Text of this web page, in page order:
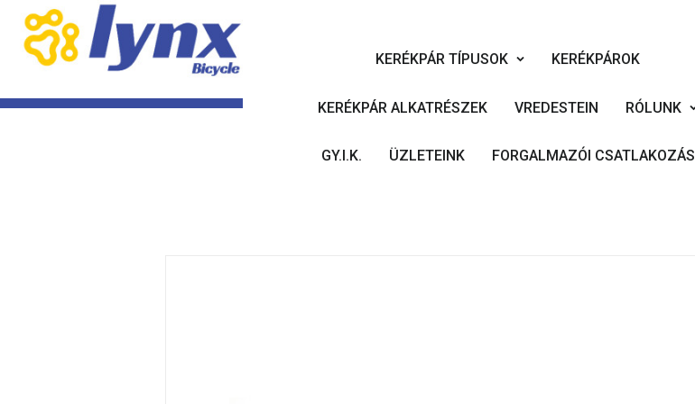
KERÉKPÁR TÍPUSOK KERÉKPÁROK
KERÉKPÁR ALKATRÉSZEK VREDESTEIN RÓLUNK
GY.I.K. ÜZLETEINK FORGALMAZÓI CSATLAKOZÁS